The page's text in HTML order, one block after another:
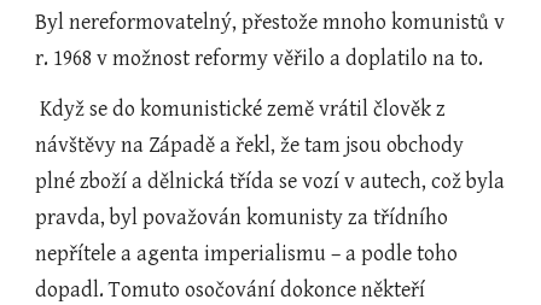
Byl nereformovatelný, přestože mnoho komunistů v
r. 1968 v možnost reformy věřilo a doplatilo na to.
Když se do komunistické země vrátil člověk z
návštěvy na Západě a řekl, že tam jsou obchody
plné zboží a dělnická třída se vozí v autech, což byla
pravda, byl považován komunisty za třídního
nepřítele a agenta imperialismu – a podle toho
dopadl. Tomuto osočování dokonce někteří